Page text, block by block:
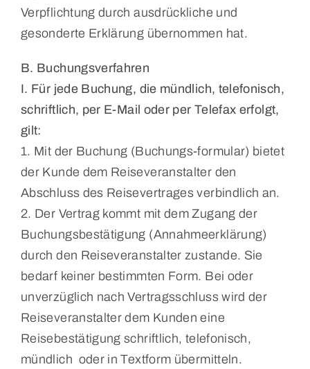
Verpflichtung durch ausdrückliche und
gesonderte Erklärung übernommen hat.
B. Buchungsverfahren
I. Für jede Buchung, die mündlich, telefonisch,
schriftlich, per E-Mail oder per Telefax erfolgt,
gilt:
1. Mit der Buchung (Buchungs-formular) bietet
der Kunde dem Reiseveranstalter den
Abschluss des Reisevertrages verbindlich an.
2. Der Vertrag kommt mit dem Zugang der
Buchungsbestätigung (Annahmeerklärung)
durch den Reiseveranstalter zustande. Sie
bedarf keiner bestimmten Form. Bei oder
unverzüglich nach Vertragsschluss wird der
Reiseveranstalter dem Kunden eine
Reisebestätigung schriftlich, telefonisch,
mündlich oder in Textform übermitteln.